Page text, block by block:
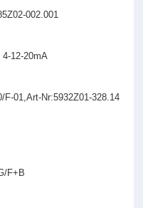
002.001
I
4-12-20mA
Nr:5932Z01-328.14
G/F+B